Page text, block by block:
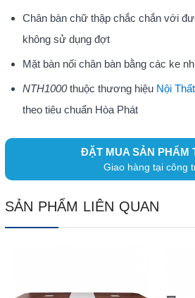
Chân bàn chữ thập chắc chắn với
không sử dụng đợt
Mặt bàn nối chân bàn bằng các ke
NTH1000thuộc thương hiệu Nội
theo tiêu chuẩn Hòa Phát
ĐẶT MUA SẢN PHẨM
Giao hàng tại công
SẢN PHẨM LIÊN QUAN